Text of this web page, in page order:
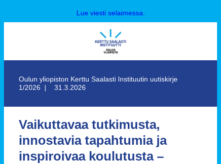
Lue viesti selaimessa.
Oulun yliopiston Kerttu Saalasti Instituutin uutiskirje
1/2026 | 31.3.2026
Vaikuttavaa tutkimusta,
innostavia tapahtumia ja
inspiroivaa koulutusta –